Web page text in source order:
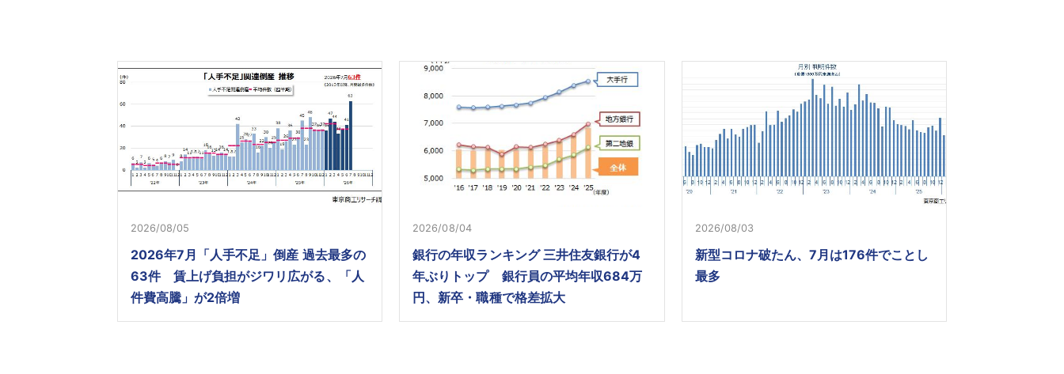
2026/08/05
2026年7月「人手不足」倒産 過去最多の
63件 賃上げ負担がジワリ広がる、「人
件費高騰」が2倍増
2026/08/04
銀行の年収ランキング 三井住友銀行が4
年ぶりトップ 銀行員の平均年収684万
円、新卒・職種で格差拡大
2026/08/03
新型コロナ破たん、7月は176件でことし
最多